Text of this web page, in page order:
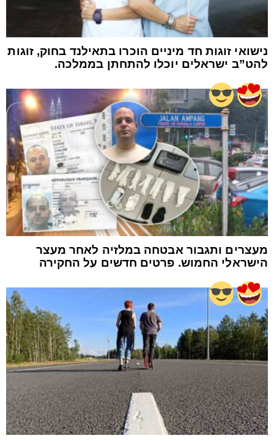
נישואי זוגות חד מיניים הוכרו בתאילנד בחוק, זוגות
להט”ב ישראלים יוכלו להתחתן בממלכה.
מעצרים ותגבור אבטחה במלזיה לאחר מעצר
הישראלי החמוש. פרטים חדשים על החקירה